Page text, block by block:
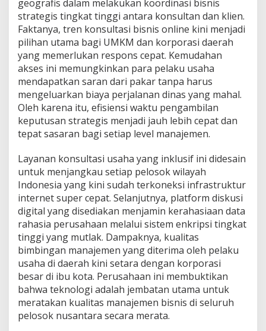
geografis dalam melakukan koordinasi bisnis
strategis tingkat tinggi antara konsultan dan klien.
Faktanya, tren konsultasi bisnis online kini menjadi
pilihan utama bagi UMKM dan korporasi daerah
yang memerlukan respons cepat. Kemudahan
akses ini memungkinkan para pelaku usaha
mendapatkan saran dari pakar tanpa harus
mengeluarkan biaya perjalanan dinas yang mahal.
Oleh karena itu, efisiensi waktu pengambilan
keputusan strategis menjadi jauh lebih cepat dan
tepat sasaran bagi setiap level manajemen.
Layanan konsultasi usaha yang inklusif ini didesain
untuk menjangkau setiap pelosok wilayah
Indonesia yang kini sudah terkoneksi infrastruktur
internet super cepat. Selanjutnya, platform diskusi
digital yang disediakan menjamin kerahasiaan data
rahasia perusahaan melalui sistem enkripsi tingkat
tinggi yang mutlak. Dampaknya, kualitas
bimbingan manajemen yang diterima oleh pelaku
usaha di daerah kini setara dengan korporasi
besar di ibu kota. Perusahaan ini membuktikan
bahwa teknologi adalah jembatan utama untuk
meratakan kualitas manajemen bisnis di seluruh
pelosok nusantara secara merata.